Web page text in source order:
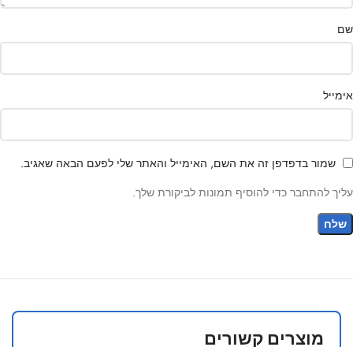
שם
אימייל
שמור בדפדפן זה את השם, האימייל והאתר שלי לפעם הבאה שאגיב.
עליך להתחבר כדי להוסיף תמונות לביקורת שלך.
מוצרים קשורים